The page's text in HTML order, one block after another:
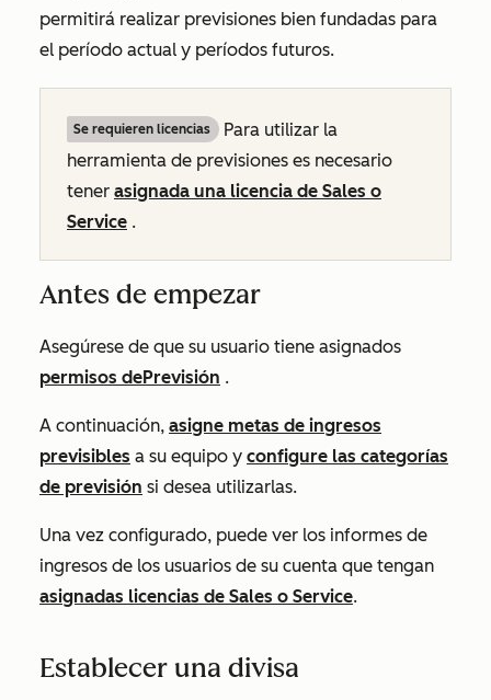
permitirá realizar previsiones bien fundadas para
el período actual y períodos futuros.
Se requieren licencias
Para utilizar la
herramienta de previsiones es necesario
tener asignada una licencia de Sales o
Service .
Antes de empezar
Asegúrese de que su usuario tiene asignados
permisos dePrevisión .
A continuación, asigne metas de ingresos
previsibles a su equipo y configure las categorías
de previsión si desea utilizarlas.
Una vez configurado, puede ver los informes de
ingresos de los usuarios de su cuenta que tengan
asignadas licencias de Sales o Service.
Establecer una divisa